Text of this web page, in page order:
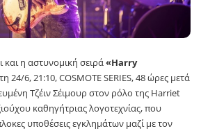
και η αστυνομική σειρά«Harry
24/6, 21:10, COSMOTE SERIES, 48 ώρες μετά
Τζέιν Σέιμουρ στον ρόλο της Harriet
καθηγήτριας λογοτεχνίας, που
υποθέσεις εγκλημάτων μαζί με τον